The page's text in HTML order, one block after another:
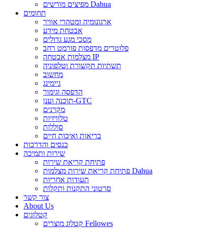
מפיצים מורשים Dahua
תחומים
ארגונומיה ומטהרי אוויר
אבטחת מידע
מסכי מגע גדולים
פלוטרים מדפסות פורמט רחב
מצלמות אבטחה IP
תשתיות תקשורת וטלפוניה
מחשוב
גיימינג
הדפסה וגימור
תוכנה וענן-GTC
מקרנים
טלוויזיות
סוללות
בריאות ואיכות חיים
כנסים והדרכות
שירות ותמיכה
פתיחת קריאת שירות
פתיחת קריאת שירות מצלמות Dahua
תעודות אחריות
סרטוני התקנות ותקלות
צור קשר
About Us
קטלוגים
קטלוג מוצרים Fellowes